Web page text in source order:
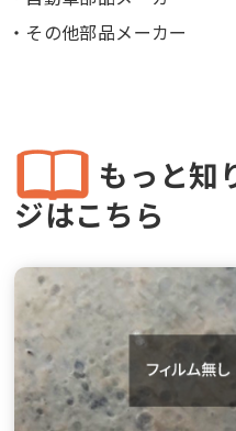
その他部品メーカー
もっと知
ジはこちら